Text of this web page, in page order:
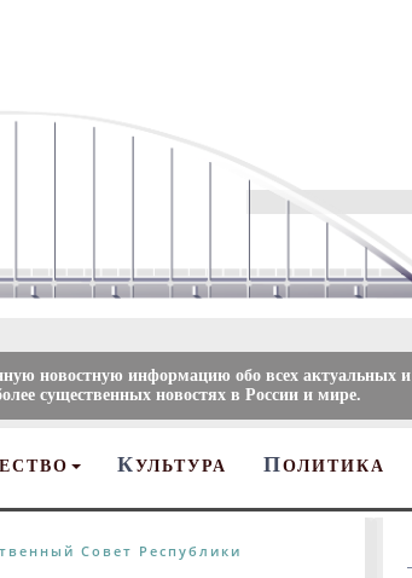
новостную информацию обо всех актуальных
существенных новостях в России и мире.
КУЛЬТУРА ПОЛИТИКА
Совет Республики